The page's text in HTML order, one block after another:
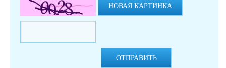
НОВАЯ КАРТИНКА
ОТПРАВИТЬ